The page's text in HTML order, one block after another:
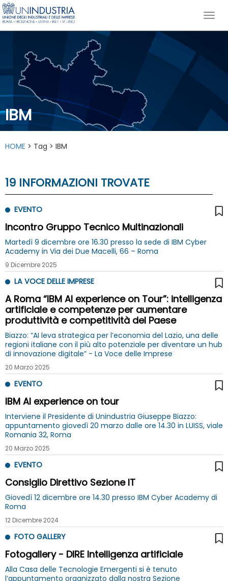
IBM
HOME > Tag > IBM
19 INFORMAZIONI TROVATE
EVENTO
Incontro Gruppo Tecnico Multinazionali
Martedì 9 dicembre ore 16.30 presso la sede di IBM Cyber
Academy in Via dei Due Macelli, 66 – Roma
9 Dicembre 2025
LA VOCE DELLE IMPRESE
A Roma “IBM AI experience on Tour”: intelligenza
artificiale e competenze per aumentare
produttività e competitività del Paese
Biazzo: “AI leva strategica per l’economia del Lazio, una delle
regioni italiane con il più alto potenziale per diventare un hub
di innovazione digitale” - La Voce delle Imprese
20 Marzo 2025
EVENTO
IBM AI experience on tour
Interviene il Presidente di Unindustria Giuseppe Biazzo:
appuntamento giovedì 20 marzo dalle ore 14.30 in LUISS, viale
Romania 32, Roma
20 Marzo 2025
EVENTO
Consiglio Direttivo Sezione IT
Giovedì 12 dicembre ore 14.30 presso IBM Cyber Academy di
Roma
12 Dicembre 2024
FOTO GALLERY
Fotogallery - DIRE Intelligenza artificiale
Alla Casa delle Tecnologie Emergenti si è tenuto
l’appuntamento organizzato dalla nostra Sezione